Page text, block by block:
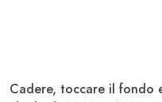
Cadere, toccare il fondo